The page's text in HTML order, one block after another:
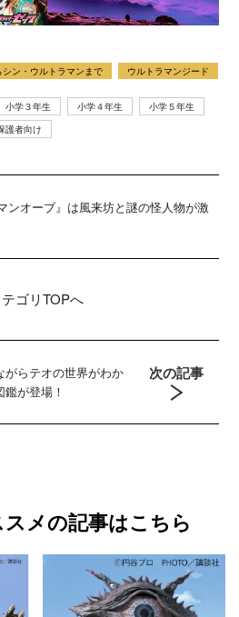
シン・ウルトラマンまで ウルトラマンジード
小学３年生 小学４年生
小学５年生
護者向け
ンオーブ』は風来坊と謎の怪人物が激
ゴリTOPへ
がらテオの世界がわか
が登場！
次の記事
メの記事はこちら